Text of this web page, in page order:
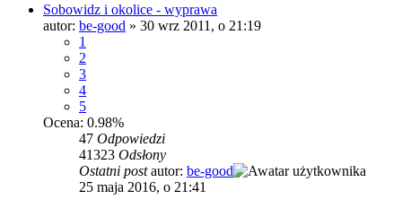
Sobowidz i okolice - wyprawa
autor: be-good » 30 wrz 2011, o 21:19
1
2
3
4
5
Ocena: 0.98%
47 Odpowiedzi
41323 Odsłony
Ostatni postautor: be-good
25 maja 2016, o 21:41